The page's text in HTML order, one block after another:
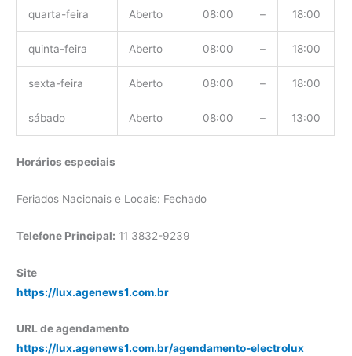
quarta-feira Aberto 08:00 – 18:00
quinta-feira Aberto 08:00 – 18:00
sexta-feira Aberto 08:00 – 18:00
sábado Aberto 08:00 – 13:00
Horários especiais
Feriados Nacionais e Locais: Fechado
Telefone Principal: 11 3832-9239
Site
https://lux.agenews1.com.br
URL de agendamento
https://lux.agenews1.com.br/agendamento-electrolux